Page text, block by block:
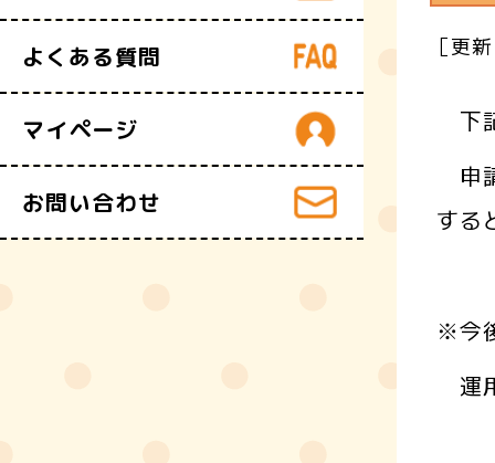
よくある質問
マイページ
お問い合わせ
［更
下
申
する
※今
運